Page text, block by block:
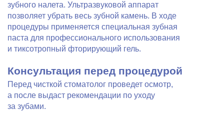
зубного налета. Ультразвуковой аппарат
позволяет убрать весь зубной камень. В ходе
процедуры применяется специальная зубная
паста для профессионального использования
и тиксотропный фторирующий гель.
Консультация перед процедурой
Перед чисткой стоматолог проведет осмотр,
а после выдаст рекомендации по уходу
за зубами.